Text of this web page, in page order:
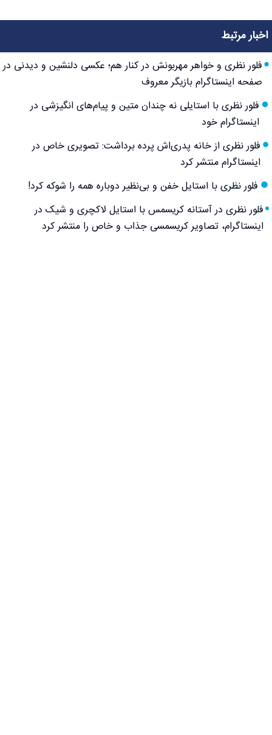
اخبار مرتبط
فلور نظری و خواهر مهربونش در کنار هم؛ عکسی دلنشین و دیدنی در
صفحه اینستاگرام بازیگر معروف
فلور نظری با استایلی نه چندان متین و پیام‌های انگیزشی در
اینستاگرام خود
فلور نظری از خانه پدری‌اش پرده برداشت: تصویری خاص در
اینستاگرام منتشر کرد
فلور نظری با استایل خفن و بی‌نظیر دوباره همه را شوکه کرد!
فلور نظری در آستانه کریسمس با استایل لاکچری و شیک در
اینستاگرام، تصاویر کریسمسی جذاب و خاص را منتشر کرد